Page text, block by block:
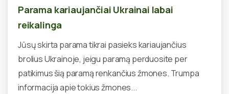
Parama kariaujančiai Ukrainai labai
reikalinga
Jūsų skirta parama tikrai pasieks kariaujančius
brolius Ukrainoje, jeigu paramą perduosite per
patikimus šią paramą renkančius žmones. Trumpa
informacija apie tokius žmones...